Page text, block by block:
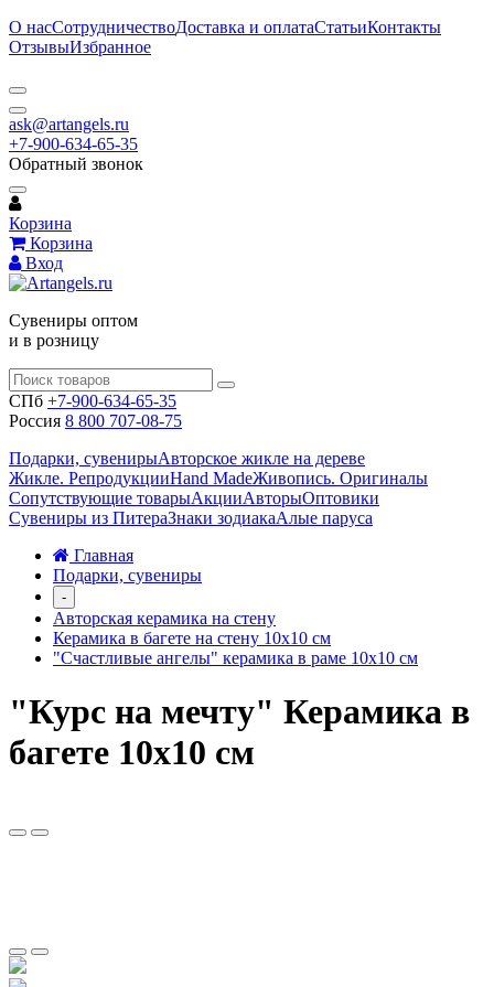
О насСотрудничествоДоставка и оплатаСтатьиКонтакты
ОтзывыИзбранное
ask@artangels.ru
+7-900-634-65-35
Обратный звонок
Корзина
Корзина
Вход
Сувениры оптом
и в розницу
СПб +7-900-634-65-35
Россия 8 800 707-08-75
Подарки, сувенирыАвторское жикле на дереве
Жикле. РепродукцииHand MadeЖивопись. Оригиналы
Сопутствующие товарыАкцииАвторыОптовики
Сувениры из ПитераЗнаки зодиакаАлые паруса
Главная
Подарки, сувениры
-
Авторская керамика на стену
Керамика в багете на стену 10х10 см
"Счастливые ангелы" керамика в раме 10х10 см
"Курс на мечту" Керамика в
багете 10х10 см